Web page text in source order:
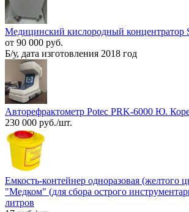
Медицинский кислородный концентратор
от 90 000 руб.
Б/у, дата изготовления 2018 год
Авторефрактометр Potec PRK-6000 Ю.
230 000 руб./шт.
Емкость-контейнер одноразовая (желтого
"Медком" (для сбора острого
литров